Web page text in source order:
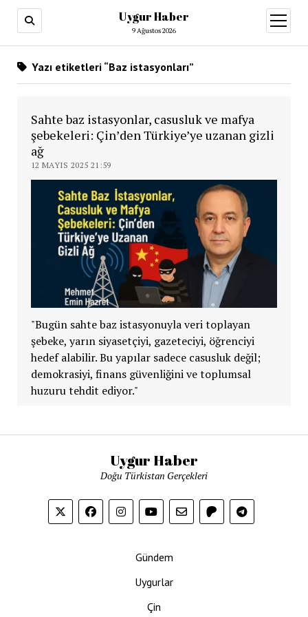
Uygur Haber
9 Ağustos 2026
aç
Yazı etiketleri “Baz istasyonları”
Sahte baz istasyonlar, casusluk ve mafya
şebekeleri: Çin’den Türkiye’ye uzanan gizli
ağ
12 MAYIS 2025 21:59
"Bugün sahte baz istasyonuyla veri toplayan
şebeke, yarın siyasetçiyi, gazeteciyi, öğrenciyi
hedef alabilir. Bu yapılar sadece casusluk değil;
demokrasiyi, finans güvenliğini ve toplumsal
huzuru tehdit ediyor."
Uygur Haber
Doğu Türkistan Gerçekleri
Gündem
Uygurlar
Çin